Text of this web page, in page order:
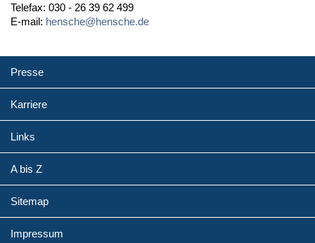
Telefax: 030 - 26 39 62 499
E-mail: hensche@hensche.de
Presse
Karriere
Links
A bis Z
Sitemap
Impressum